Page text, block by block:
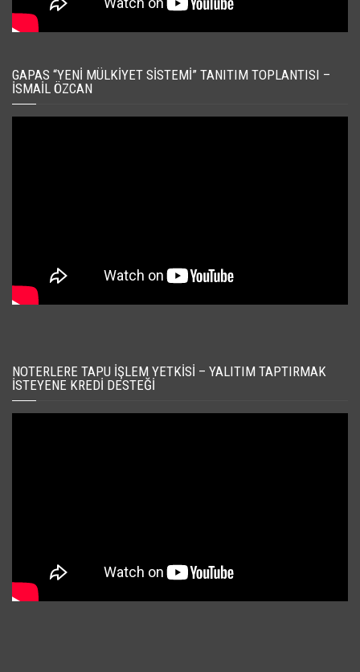
GAPAS “YENI MÜLKIYET SISTEMI” TANITIM TOPLANTISI –
İSMAIL ÖZCAN
NOTERLERE TAPU İŞLEM YETKISI – YALITIM TAPTIRMAK
İSTEYENE KREDI DESTEĞI